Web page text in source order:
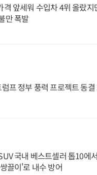
격 앞세워 수입차 4위 올랐지
만 폭발
프 정부 풍력 프로젝트 동
국내 베스트셀러 톱10에
끌이'로 내수 방어